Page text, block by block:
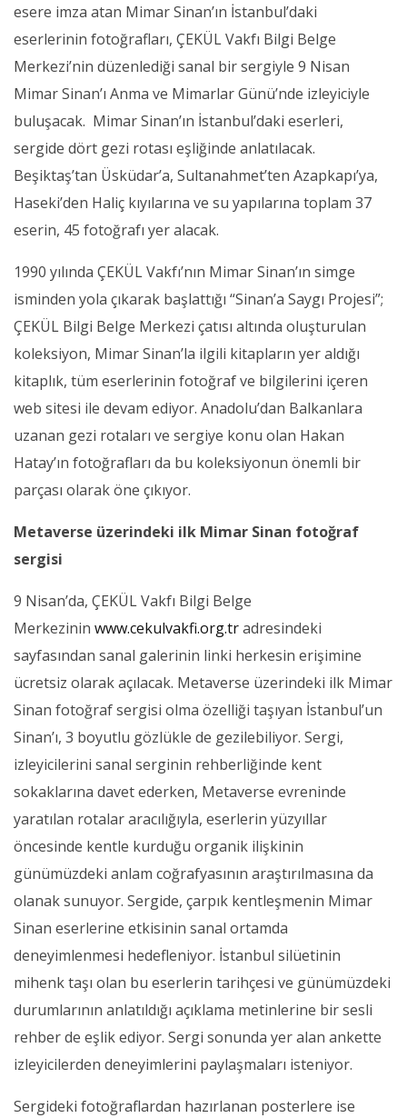
esere imza atan Mimar Sinan’ın İstanbul’daki
eserlerinin fotoğrafları, ÇEKÜL Vakfı Bilgi Belge
Merkezi’nin düzenlediği sanal bir sergiyle 9 Nisan
Mimar Sinan’ı Anma ve Mimarlar Günü’nde izleyiciyle
buluşacak. Mimar Sinan’ın İstanbul’daki eserleri,
sergide dört gezi rotası eşliğinde anlatılacak.
Beşiktaş’tan Üsküdar’a, Sultanahmet’ten Azapkapı’ya,
Haseki’den Haliç kıyılarına ve su yapılarına toplam 37
eserin, 45 fotoğrafı yer alacak.
1990 yılında ÇEKÜL Vakfı’nın Mimar Sinan’ın simge
isminden yola çıkarak başlattığı “Sinan’a Saygı Projesi”;
ÇEKÜL Bilgi Belge Merkezi çatısı altında oluşturulan
koleksiyon, Mimar Sinan’la ilgili kitapların yer aldığı
kitaplık, tüm eserlerinin fotoğraf ve bilgilerini içeren
web sitesi ile devam ediyor. Anadolu’dan Balkanlara
uzanan gezi rotaları ve sergiye konu olan Hakan
Hatay’ın fotoğrafları da bu koleksiyonun önemli bir
parçası olarak öne çıkıyor.
Metaverse üzerindeki ilk Mimar Sinan fotoğraf
sergisi
9 Nisan’da, ÇEKÜL Vakfı Bilgi Belge
Merkezinin www.cekulvakfi.org.tradresindeki
sayfasından sanal galerinin linki herkesin erişimine
ücretsiz olarak açılacak. Metaverse üzerindeki ilk Mimar
Sinan fotoğraf sergisi olma özelliği taşıyan İstanbul’un
Sinan’ı, 3 boyutlu gözlükle de gezilebiliyor. Sergi,
izleyicilerini sanal serginin rehberliğinde kent
sokaklarına davet ederken, Metaverse evreninde
yaratılan rotalar aracılığıyla, eserlerin yüzyıllar
öncesinde kentle kurduğu organik ilişkinin
günümüzdeki anlam coğrafyasının araştırılmasına da
olanak sunuyor. Sergide, çarpık kentleşmenin Mimar
Sinan eserlerine etkisinin sanal ortamda
deneyimlenmesi hedefleniyor. İstanbul silüetinin
mihenk taşı olan bu eserlerin tarihçesi ve günümüzdeki
durumlarının anlatıldığı açıklama metinlerine bir sesli
rehber de eşlik ediyor. Sergi sonunda yer alan ankette
izleyicilerden deneyimlerini paylaşmaları isteniyor.
Sergideki fotoğraflardan hazırlanan posterlere ise